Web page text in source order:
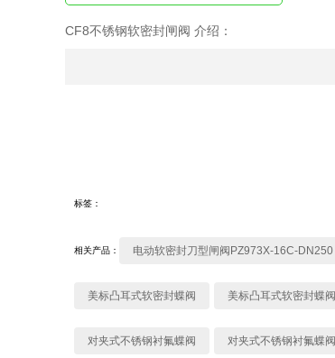
CF8不锈钢软密封闸阀 介绍：
标签：
相关产品： 电动软密封刀型闸阀PZ973X-16C-DN250
美标凸耳式软密封蝶阀 美标凸耳式软密封蝶阀
对夹式不锈钢衬氟蝶阀 对夹式不锈钢衬氟蝶阀